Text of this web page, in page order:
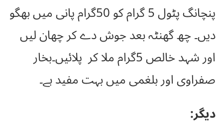
پنچانگ پٹول 5 گرام کو 50گرام پانی میں بھگو
دیں۔ چھ گھنٹہ بعد جوش دے کر چھان لیں
اور شہد خالص 5گرام ملا کر پلائیں۔بخار
صفراوی اور بلغمی میں بہت مفید ہے۔
دیگر: